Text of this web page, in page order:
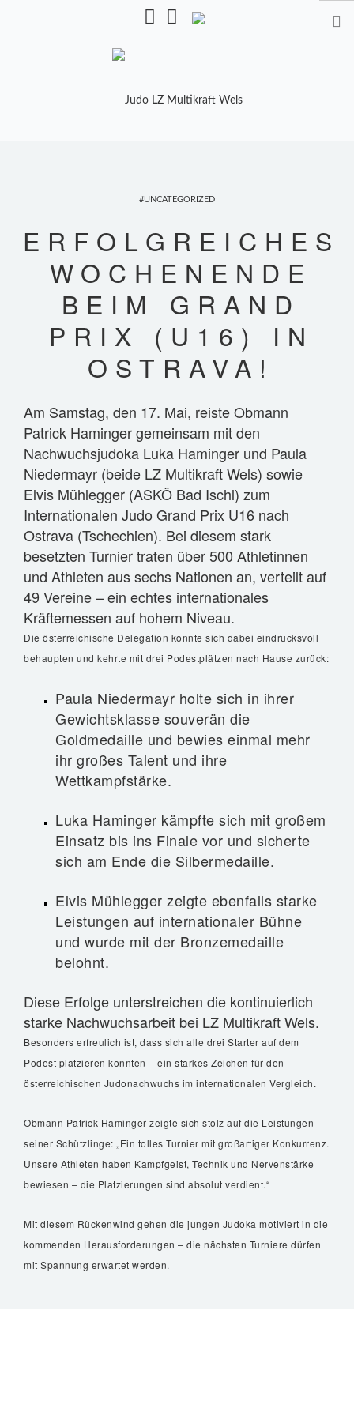
TRAININGSZEITEN
KALENDER
SHOP
MANNSCHAFTEN
VEREIN
FOTOS
GESCHICHTE
WAS IST JUDO?
IMPRESSUM
SPONSOREN
UNCATEGORIZED
ERFOLGREICHES
WOCHENENDE
BEIM GRAND
PRIX (U16) IN
OSTRAVA!
Am Samstag, den 17. Mai, reiste Obmann
Patrick Haminger gemeinsam mit den
Nachwuchsjudoka Luka Haminger und Paula
Niedermayr (beide LZ Multikraft Wels) sowie
Elvis Mühlegger (ASKÖ Bad Ischl) zum
Internationalen Judo Grand Prix U16 nach
Ostrava (Tschechien). Bei diesem stark
besetzten Turnier traten über 500 Athletinnen
und Athleten aus sechs Nationen an, verteilt auf
49 Vereine – ein echtes internationales
Kräftemessen auf hohem Niveau.
Die österreichische Delegation konnte sich dabei eindrucksvoll
behaupten und kehrte mit drei Podestplätzen nach Hause zurück:
Paula Niedermayr holte sich in ihrer
Gewichtsklasse souverän die
Goldmedaille und bewies einmal mehr
ihr großes Talent und ihre
Wettkampfstärke.
Luka Haminger kämpfte sich mit großem
Einsatz bis ins Finale vor und sicherte
sich am Ende die Silbermedaille.
Elvis Mühlegger zeigte ebenfalls starke
Leistungen auf internationaler Bühne
und wurde mit der Bronzemedaille
belohnt.
Diese Erfolge unterstreichen die kontinuierlich
starke Nachwuchsarbeit bei LZ Multikraft Wels.
Besonders erfreulich ist, dass sich alle drei Starter auf dem
Podest platzieren konnten – ein starkes Zeichen für den
österreichischen Judonachwuchs im internationalen Vergleich.
Obmann Patrick Haminger zeigte sich stolz auf die Leistungen
seiner Schützlinge: „Ein tolles Turnier mit großartiger Konkurrenz.
Unsere Athleten haben Kampfgeist, Technik und Nervenstärke
bewiesen – die Platzierungen sind absolut verdient.“
Mit diesem Rückenwind gehen die jungen Judoka motiviert in die
kommenden Herausforderungen – die nächsten Turniere dürfen
mit Spannung erwartet werden.